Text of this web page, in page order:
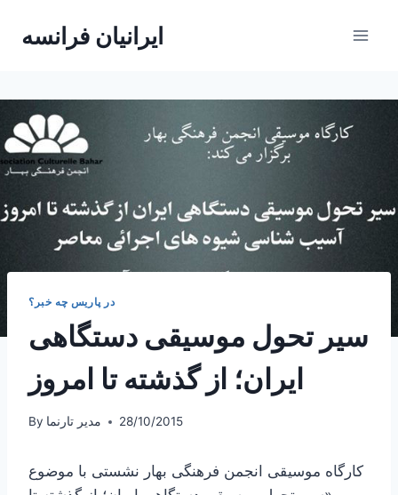
ایرانیان فرانسه
در پاریس چه خبر؟
سیر تحول موسیقی دستگاهی
ایران؛ از گذشته تا امروز
By مدیر تارنما 28/10/2015
کارگاه موسیقی انجمن فرهنگی بهار نشستی با موضوع